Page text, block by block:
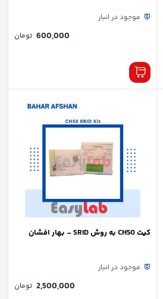
موجود در انبار
600,000 تومان
کیت CH50 به روش SRID – بهار افشان
موجود در انبار
2,500,000 تومان